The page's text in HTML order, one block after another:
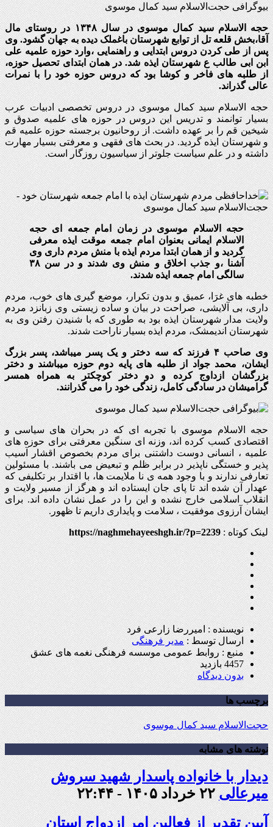
بیوگرافی حجت‌الاسلام سید کمال موسوی
حجه الاسلام سید کمال موسوی در سال ۱۳۴۸ در روستای مال
آقا،بخش قلعه تل از توابع شهرستان باغملک دیده به جهان گشود. وی
پس از طی کردن دروس ابتدایی و راهنمایی ،وارد حوزه علمیه علی
ابن ابی طالب ع شهرستان ایذه شد. در همان ابتدای تحصیل حوزه،
از طلبه های فاخر و کوشا بود که دروس حوزه خود را با نمرات
عالی گذراند.
حجه الاسلام سید کمال موسوی در دروس تخصصی ادبیات عرب
بسیار توانمند و تدریس این دروس در حوزه های علمیه صدوق و
شیخین قم را بر عهده داشت. از روحانیون برجسته حوزه علمیه قم
و شهرستان ایذه گردید. در بحث های فقهی و معرفتی بسیار مهارت
داشته و در علم سیاست جلوتر از سیاسیون روزگار است.
حجه الاسلام موسوی در زمان امام جمعه ای حجه
الاسلام ایمانی بعنوان امام جمعه موقت ایذه معرفی
گردید و از همان ابتدا مردم ایذه با منش مردم داری وی
آشنا ،و جذب اخلاق و منش وی شدند و در سن ۳۸
سالگی امام جمعه ایذه شدند.
خطبه های غرَا، عمیق و بدون تکرار، موضع گیری های خوب، مردم
داری، بی آلایشی، صراحت در بیان و ساده زیستی وی زبانزد مردم
ولایت مدار شهرستان ایذه بود به طوری که با شنیدن رفتن وی به
شهرستان اندیمشک، مردم ایذه بسیار ناراحت شدند.
وی صاحب ۴ فرزند که سه دختر و یک پسر میباشد، پسر بزرگ
ایشان، محمد جواد از طلبه های پایه دوم حوزه میباشند و دختر
بزرگشان ازداوج کرده و دو دختر کوچکتر به همراه همسر
گرامیشان در سادگی کامل، زندگی خود را می گذرانند.
حجه الاسلام موسوی با تجربه ای که در بحران های سیاسی و
اقتصادی کسب کرده اند، وزنه ای سنگین معرفتی برای حوزه های
علمیه ، انسانی دوست داشتنی برای مردم بخصوص اقشار آسیب
پذیر و خستگی ناپذیر در برابر ظلم و تبعیض می باشند. با مسئولین
تعارفی ندارند و با وجود همه ی نا ملایمت ها، با اقتدار بر تکلیفی که
عهدار آن شده اند تا پای جان ایستاده اند و هرگز از مسیر ولایت و
انقلاب اسلامی خارج نشده و این را در عمل نشان داده اند. برای
ایشان آرزوی موفقیت ، سلامت و پایداری داریم تا ظهور.
لینک کوتاه :https://naghmehayeeshgh.ir/?p=2239
نویسنده : امیررضا زارعی فرد
ارسال توسط :مدیر فرهنگی
منبع : روابط عمومی موسسه فرهنگی نغمه های عشق
4457 بازدید
بدون دیدگاه
برچسب ها
حجت‌الاسلام سید کمال موسوی
نوشته های مشابه
دیدار با خانواده پاسدار شهید سروش
میرعالی ۲۲ خرداد ۱۴۰۵ - ۲۲:۴۴
آیین تقدیر از فعالین امر ازدواج استان